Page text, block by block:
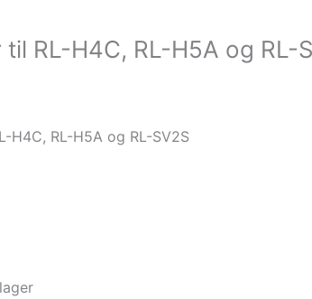
RL-H4C, RL-H5A og RL-
H4C, RL-H5A og RL-SV2S